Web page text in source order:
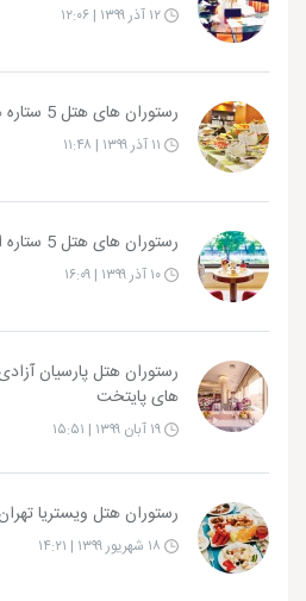
رستوران های هتل 5 ستاره هما تهران را بشناسید
رستوران های هتل 5 ستاره اسپیناس تهران
رستوران هتل پارسیان
های پایتخت
رستوران هتل ویستریا